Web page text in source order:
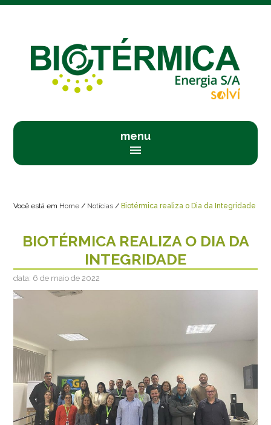
menu
menu
Você está em Home / Notícias /Biotérmica realiza o Dia da Integridade
BIOTÉRMICA REALIZA O DIA DA
INTEGRIDADE
data: 6 de maio de 2022